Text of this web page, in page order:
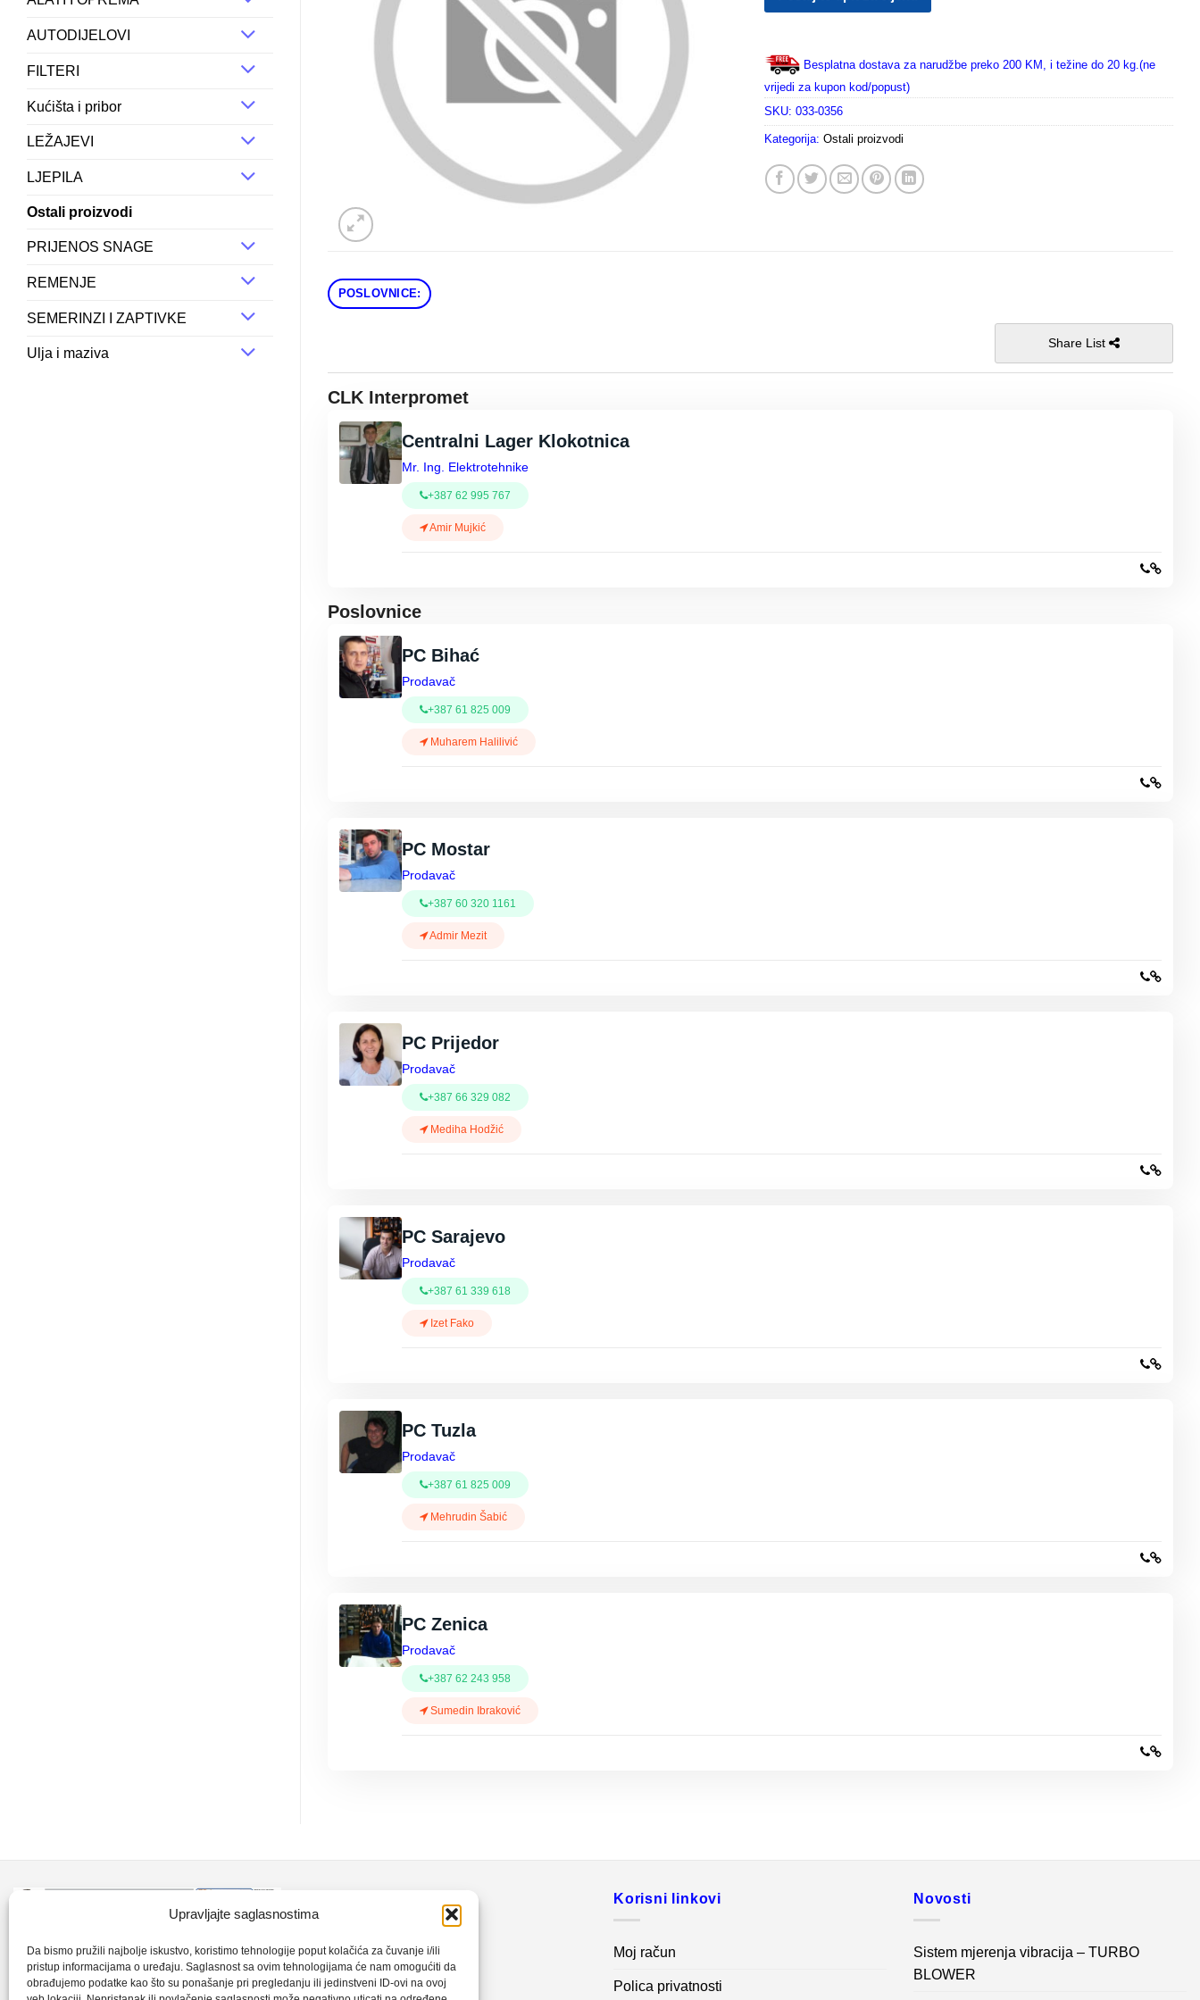
Upravljajte saglasnostima
Da bismo pružili najbolje iskustvo, koristimo tehnologije poput kolačića za čuvanje i/ili
pristup informacijama o uređaju. Saglasnost sa ovim tehnologijama će nam omogućiti da
obrađujemo podatke kao što su ponašanje pri pregledanju ili jedinstveni ID-ovi na ovoj
AUTODIJELOVI
FILTERI
Kućišta i pribor
LEŽAJEVI
LJEPILA
Ostali proizvodi
PRIJENOS SNAGE
REMENJE
SEMERINZI I ZAPTIVKE
Ulja i maziva
Besplatna dostava za narudžbe preko 200 KM, i težine do 20 kg.(ne
vrijedi za kupon kod/popust)
SKU: 033-0356
Kategorija: Ostali proizvodi
POSLOVNICE:
Share List
CLK Interpromet
Centralni Lager Klokotnica
Mr. Ing. Elektrotehnike
+387 62 995 767
Amir Mujkić
Poslovnice
PC Bihać
Prodavač
+387 61 825 009
Muharem Halilivić
PC Mostar
Prodavač
+387 60 320 1161
Admir Mezit
PC Prijedor
Prodavač
+387 66 329 082
Mediha Hodžić
PC Sarajevo
Prodavač
+387 61 339 618
Izet Fako
PC Tuzla
Prodavač
+387 61 825 009
Mehrudin Šabić
PC Zenica
Prodavač
+387 62 243 958
Sumedin Ibraković
CLK-Interpromet d.o.o. posluje u sastavu
grupe SKF distributera od 1996. godine,
gdje s ponosom mozemo reci da smo
+387 35 720 560
clkm@bih.net.ba
Korisni linkovi
Moj račun
Polica privatnosti
Novosti
Sistem mjerenja vibracija – TURBO
BLOWER